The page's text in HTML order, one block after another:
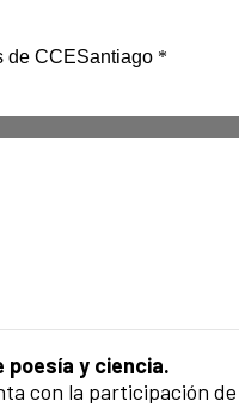
poesía y ciencia.
con la participación